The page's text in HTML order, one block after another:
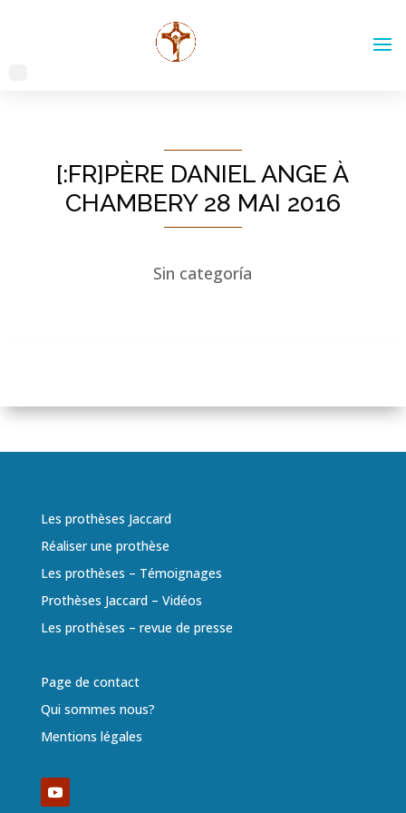
[:FR]PÈRE DANIEL ANGE À
CHAMBERY 28 MAI 2016
Sin categoría
Les prothèses Jaccard
Réaliser une prothèse
Les prothèses – Témoignages
Prothèses Jaccard – Vidéos
Les prothèses – revue de presse
Page de contact
Qui sommes nous?
Mentions légales